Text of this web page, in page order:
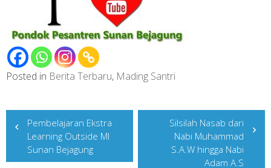
Posted in Berita Terbaru, Mading Santri
Post
navigation
Pembelajaran Ekstra
Learning Outside MI
Sunan Bejagung
Silsilah Nasab dari
Nabi Muhammad
S.A.W hingga Nabi
Adam A.S